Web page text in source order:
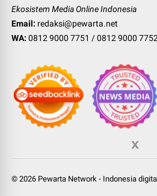
Ekosistem Media Online Indonesia
Email: redaksi@pewarta.net
WA: 0812 9000 7751 /0812 9000 7752
©2026 Pewarta Network - Indonesia